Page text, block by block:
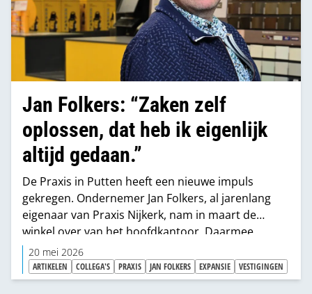
Jan Folkers: “Zaken zelf
oplossen, dat heb ik eigenlijk
altijd gedaan.”
De Praxis in Putten heeft een nieuwe impuls
gekregen. Ondernemer Jan Folkers, al jarenlang
eigenaar van Praxis Nijkerk, nam in maart de
winkel over van het hoofdkantoor. Daarmee
verschuift de aansturing van centraal naar lokaal
ondernemerschap. “Nu kan ik alles weer
beetpakken en gaan doen.”
20 mei 2026
ARTIKELEN COLLEGA'S PRAXIS JAN FOLKERS EXPANSIE VESTIGINGEN